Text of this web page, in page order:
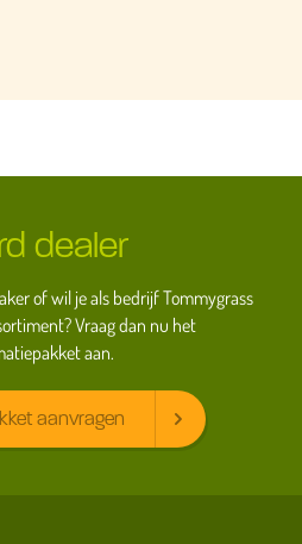
dealer
of wil je als bedrijf Tommygrass
Vraag dan nu het
aan.
aanvragen